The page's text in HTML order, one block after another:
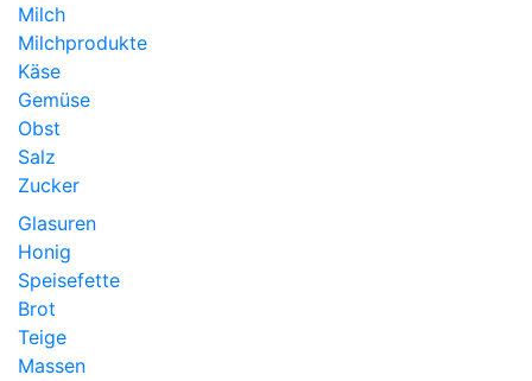
Milch
Milchprodukte
Käse
Gemüse
Obst
Salz
Zucker
Glasuren
Honig
Speisefette
Brot
Teige
Massen